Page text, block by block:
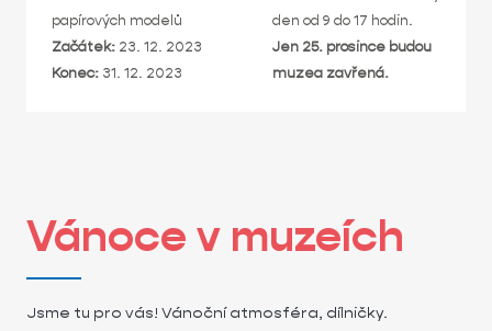
papírových modelů
Začátek: 23. 12. 2023
Konec: 31. 12. 2023
den od 9 do 17 hodin.
Jen 25. prosince budou
muzea zavřená.
Vánoce v muzeích
Jsme tu pro vás! Vánoční atmosféra, dílničky.